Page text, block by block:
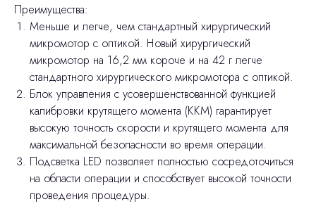
Преимущества:
Меньше и легче, чем стандартный хирургический
микромотор с оптикой. Новый хирургический
микромотор на 16,2 мм короче и на 42 г легче
стандартного хирургического микромотора с оптикой.
Блок управления с усовершенствованной функцией
калибровки крутящего момента (ККМ) гарантирует
высокую точность скорости и крутящего момента для
максимальной безопасности во время операции.
Подсветка LED позволяет полностью сосредоточиться
на области операции и способствует высокой точности
проведения процедуры.